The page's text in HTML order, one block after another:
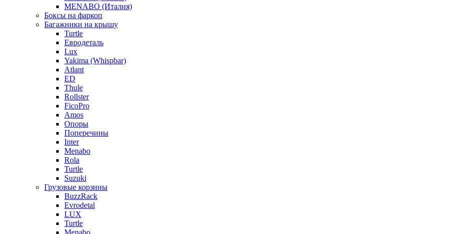
MENABO (Италия)
Боксы на фаркоп
Багажники на крышу
Turtle
Евродеталь
Lux
Yakima (Whispbar)
Atlant
ED
Thule
Rollster
FicoPro
Amos
Опоры
Поперечины
Inter
Menabo
Rola
Turtle
Suzuki
Грузовые корзины
BuzzRack
Evrodetal
LUX
Turtle
Menabo